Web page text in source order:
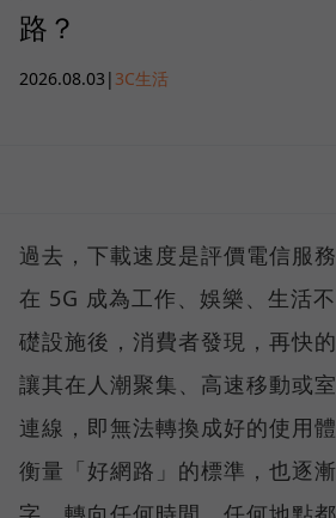
路？
2026.08.03 | 3C生活
過去，下載速度是評價電信服
在 5G 成為工作、娛樂、生活
礎設施後，消費者發現，再快
讓其在人潮聚集、高速移動或
連線，即無法轉換成好的使用
衡量「好網路」的標準，也逐